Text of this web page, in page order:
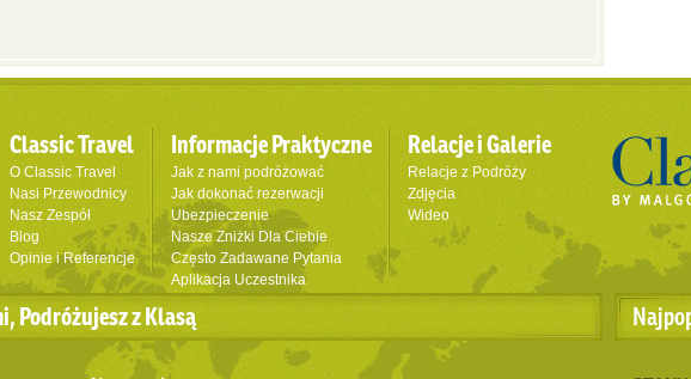
Classic Travel
O Classic Travel
Nasi Przewodnicy
Nasz Zespół
Blog
Opinie i Referencje
Informacje Praktyczne
Jak z nami podróżować
Jak dokonać rezerwacji
Ubezpieczenie
Nasze Zniżki Dla Ciebie
Często Zadawane Pytania
Aplikacja Uczestnika
Relacje i Galerie
Relacje z Podróży
Zdjęcia
Wideo
Podróżujesz z Klasą